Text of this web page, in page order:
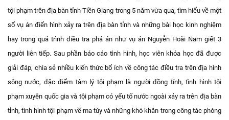
tội phạm trên địa bàn tỉnh Tiền Giang trong 5 năm vừa qua, tìm hiểu về một
số vụ án điển hình xảy ra trên địa bàn tỉnh và những bài học kinh nghiệm
hay trong quá trình điều tra phá án như vụ án Nguyễn Hoài Nam giết 3
người liên tiếp. Sau phần báo cáo tình hình, học viên khóa học đã được
giải đáp, chia sẻ nhiều kiến thức bổ ích về công tác điều tra trên địa hình
sông nước, đặc điểm tâm lý tội phạm là người đồng tính, tình hình tội
phạm xuyên quốc gia và tội phạm có yếu tố nước ngoài xảy ra trên địa bàn
tỉnh, tình hình tội phạm về ma túy và những khó khăn trong công tác phòng